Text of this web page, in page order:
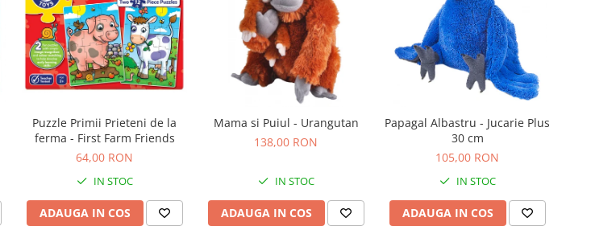
Puzzle Primii Prieteni de la
ferma - First Farm Friends
64,00 RON
IN STOC
ADAUGA IN COS
Mama si Puiul - Urangutan
138,00 RON
IN STOC
ADAUGA IN COS
Papagal Albastru - Jucarie Plus
30 cm
105,00 RON
IN STOC
ADAUGA IN COS